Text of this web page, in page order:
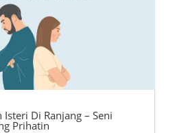
Isteri Di Ranjang – Seni
Prihatin